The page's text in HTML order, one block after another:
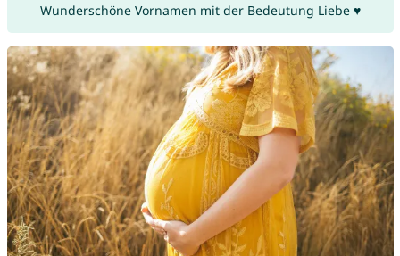
Wunderschöne Vornamen mit der Bedeutung Liebe ♥